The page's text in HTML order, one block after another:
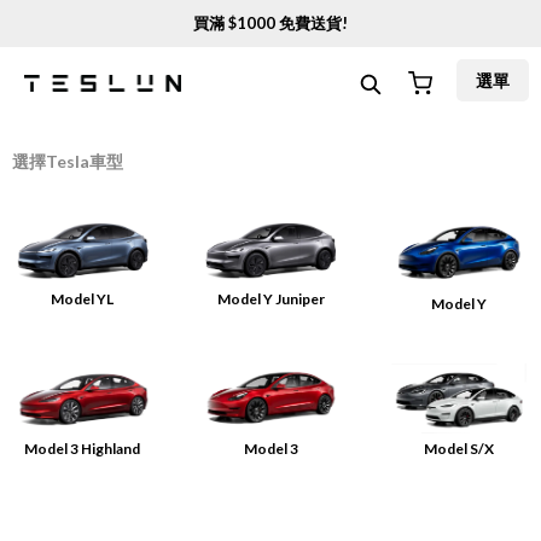
買滿 $1000免費送貨!
選單
選擇Tesla車型
Model YL Model Y Juniper Model Y
Model 3 Highland Model 3 Model S/X